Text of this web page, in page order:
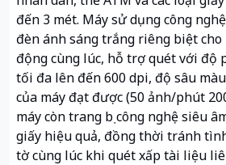
đến 3 mét. Máy sử dụng công
đèn ánh sáng trắng riêng biệt
động cùng lúc, hỗ trợ quét với độ
tối đa lên đến 600 dpi, độ sâu
của máy đạt được (50 ảnh/phút
máy còn trang bị công nghệ siêu
giấy hiệu quả, đồng thời tránh
tờ cùng lúc khi quét xấp tài liệu